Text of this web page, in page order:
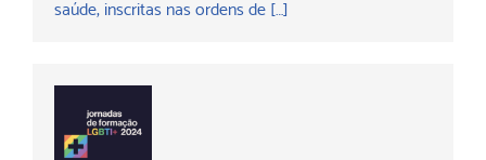
saúde, inscritas nas ordens de […]